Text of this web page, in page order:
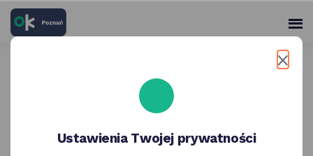
skróty
głównych
Panel
Weekend zniżek rodzinnych
z OK Poznań 30 - 31 maja
Ustawienia Twojej prywatności